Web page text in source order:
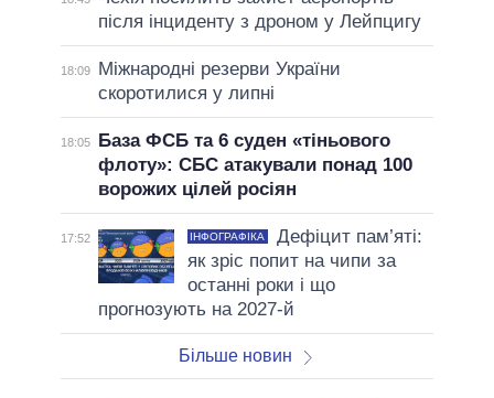
після інциденту з дроном у Лейпцигу
18:09
Міжнародні резерви України
скоротилися у липні
18:05
База ФСБ та 6 суден «тіньового
флоту»: СБС атакували понад 100
ворожих цілей росіян
17:52 ІНФОГРАФІКА
Дефіцит пам’яті:
як зріс попит на чипи за
останні роки і що
прогнозують на 2027-й
Більше новин